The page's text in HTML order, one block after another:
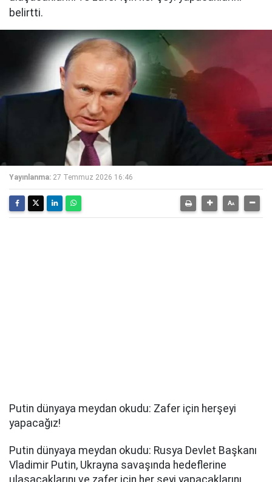
belirtti.
Yayınlanma: 27 Temmuz 2026 16:46
Putin dünyaya meydan okudu: Zafer için herşeyi
yapacağız!
Putin dünyaya meydan okudu: Rusya Devlet Başkanı
Vladimir Putin, Ukrayna savaşında hedeflerine